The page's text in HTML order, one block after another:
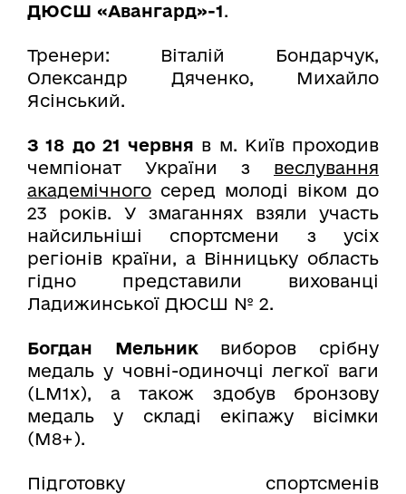
ДЮСШ «Авангард»-1.
Тренери: Віталій Бондарчук,
Олександр Дяченко, Михайло
Ясінський.
З 18 до 21 червня в м. Київ проходив
чемпіонат України з веслування
академічного серед молоді віком до
23 років. У змаганнях взяли участь
найсильніші спортсмени з усіх
регіонів країни, а Вінницьку область
гідно представили вихованці
Ладижинської ДЮСШ № 2.
Богдан Мельник виборов срібну
медаль у човні-одиночці легкої ваги
(LM1x), а також здобув бронзову
медаль у складі екіпажу вісімки
(М8+).
Підготовку спортсменів